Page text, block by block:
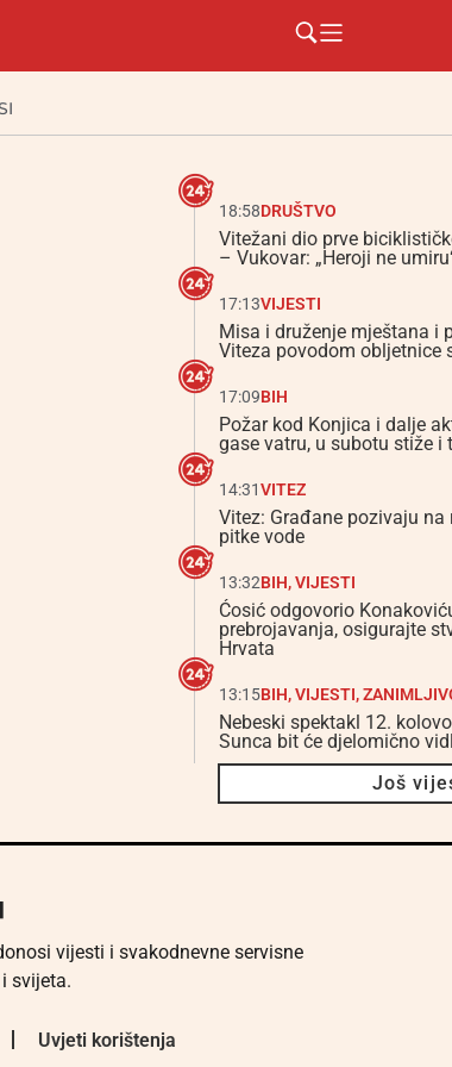
18:58DRUŠTVO
Vitežani dio prve
– Vukovar: „Heroji ne
17:13VIJESTI
Misa i druženje mještana i
Viteza povodom obljetnice
17:09BIH
Požar kod Konjica i dalje
gase vatru, u subotu stiže i
14:31VITEZ
Vitez: Građane pozivaju
pitke vode
13:32BIH,VIJESTI
Ćosić odgovorio
prebrojavanja, osigurajte
Hrvata
13:15BIH,VIJESTI,
Nebeski spektakl 12.
Sunca bit će djelomično
Još
vijesti i svakodnevne servisne
svijeta.
Uvjeti korištenja